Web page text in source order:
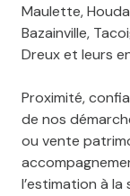
Maulette,
Bazainville,
Dreux et leurs
Proximité,
de nos
ou vente
l’estimation à la